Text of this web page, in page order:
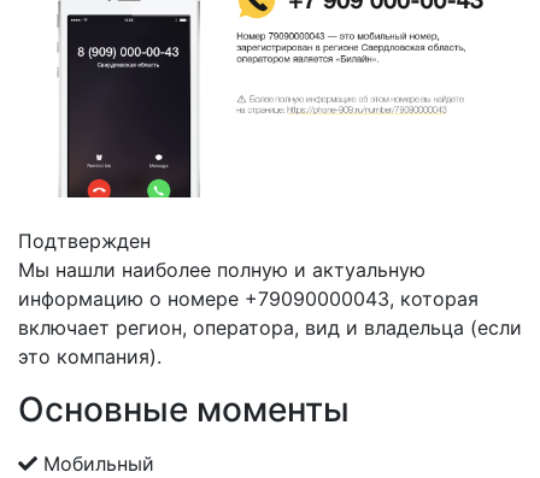
Подтвержден
Мы нашли наиболее полную и актуальную
информацию о номере +79090000043, которая
включает регион, оператора, вид и владельца (если
это компания).
Основные моменты
Мобильный